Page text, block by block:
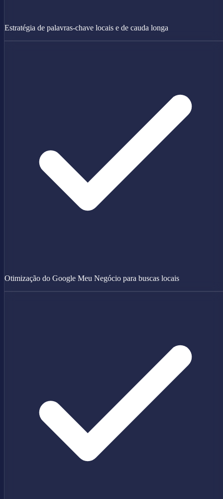
Estratégia de palavras-chave locais e de cauda longa
Otimização do Google Meu Negócio para buscas locais